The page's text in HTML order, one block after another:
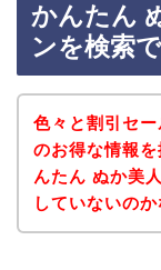
かんたん
ンを検索
色々と割引セ
のお得な情報
んたん ぬか美
していないのか